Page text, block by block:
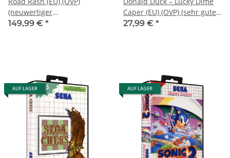
(neuwertiger
Sammlerzustand) - Sega
149,99 € *
Caper (EU) (OVP) (sehr guter
Zustand) - Sega Master
27,99 € *
AUF LAGER AUF LAGER